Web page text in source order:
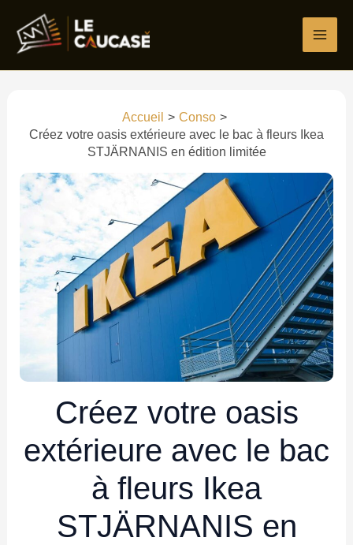
contenu
Accueil
Conso
Créez votre oasis extérieure avec le bac à fleurs Ikea
STJÄRNANIS en édition limitée
Créez votre oasis
extérieure avec le bac
à fleurs Ikea
STJÄRNANIS en